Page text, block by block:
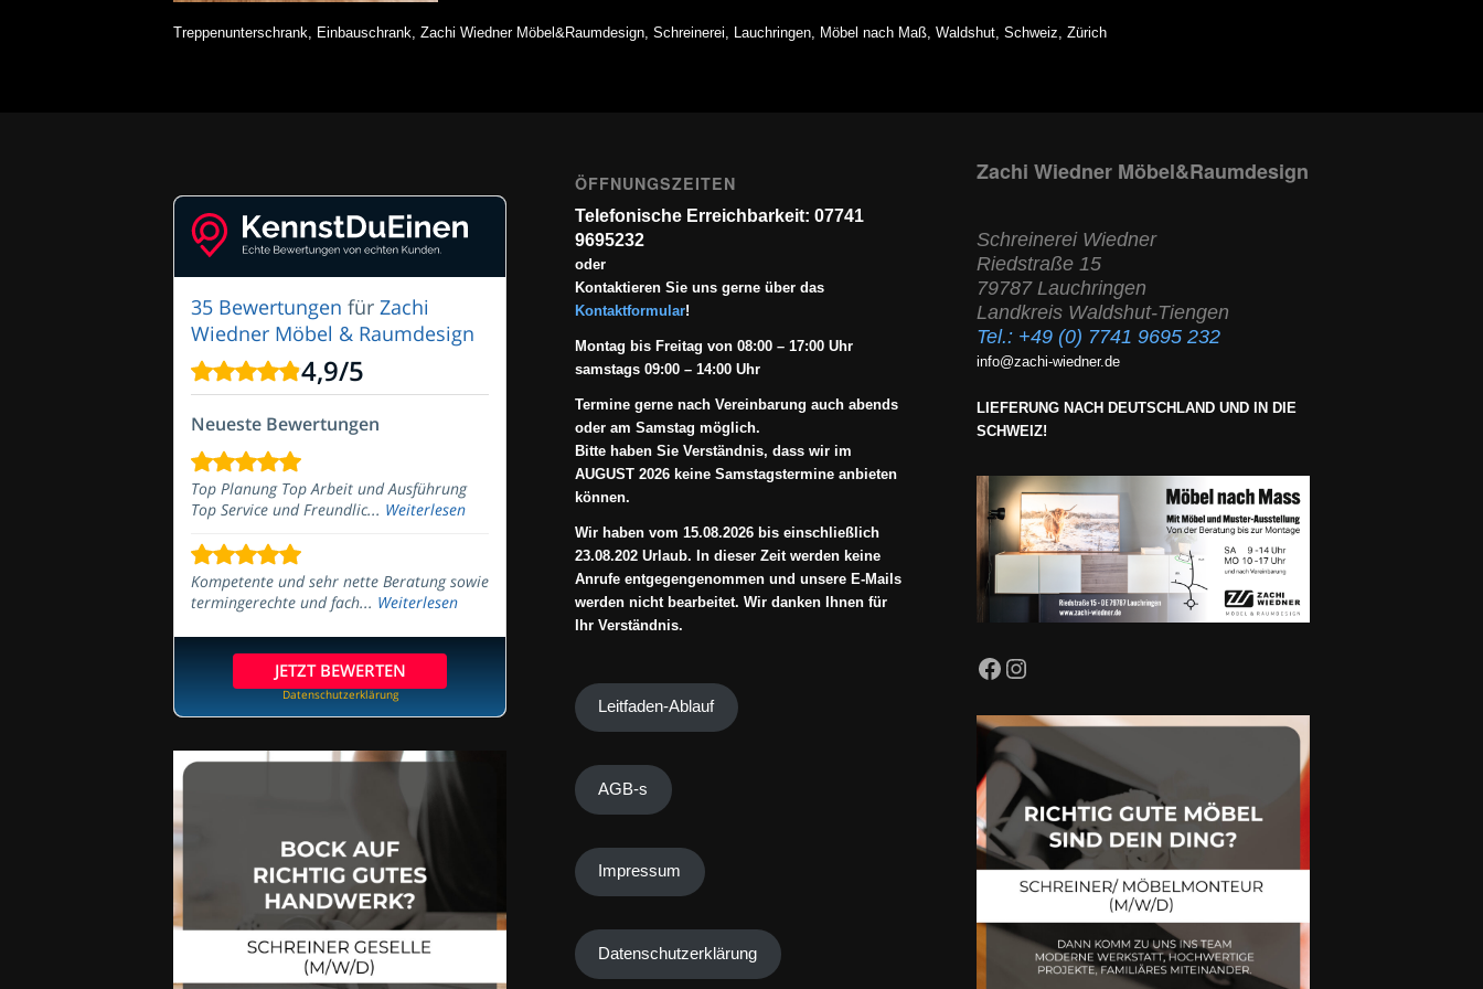
Treppenunterschrank, Einbauschrank, Zachi Wiedner Möbel&Raumdesign, Schreinerei, Lauchringen, Möbel nach Maß, Waldshut, Schweiz, Zürich
35 Bewertungen für Zachi
Wiedner Möbel & Raumdesign
4,9/5
Neueste Bewertungen
Top Planung Top Arbeit und Ausführung
Top Service und Freundlic... Weiterlesen
Kompetente und sehr nette Beratung sowie
termingerechte und fach... Weiterlesen
JETZT BEWERTEN
Datenschutzerklärung
ÖFFNUNGSZEITEN
Telefonische Erreichbarkeit: 07741
9695232
oder
Kontaktieren Sie uns gerne über das
Kontaktformular!
Montag bis Freitag von 08:00 – 17:00 Uhr
samstags 09:00 – 14:00 Uhr
Termine gerne nach Vereinbarung auch abends
oder am Samstag möglich.
Bitte haben Sie Verständnis, dass wir im
AUGUST 2026 keine Samstagstermine anbieten
können.
Wir haben vom 15.08.2026 bis einschließlich
23.08.202 Urlaub. In dieser Zeit werden keine
Anrufe entgegengenommen und unsere E-Mails
werden nicht bearbeitet. Wir danken Ihnen für
Ihr Verständnis.
Leitfaden-Ablauf
AGB-s
Impressum
Datenschutzerklärung
Zachi Wiedner Möbel&Raumdesign
Schreinerei Wiedner
Riedstraße 15
79787 Lauchringen
Landkreis Waldshut-Tiengen
Tel.: +49 (0) 7741 9695 232
info@zachi-wiedner.de
LIEFERUNG NACH DEUTSCHLAND UND IN DIE
SCHWEIZ!
Facebook
Instagram